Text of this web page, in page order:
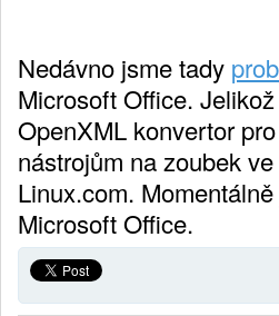
Nedávno jsme tady
Microsoft Office.
OpenXML konvertor
nástrojům na zoubek ve
Linux.com.
Microsoft Office.